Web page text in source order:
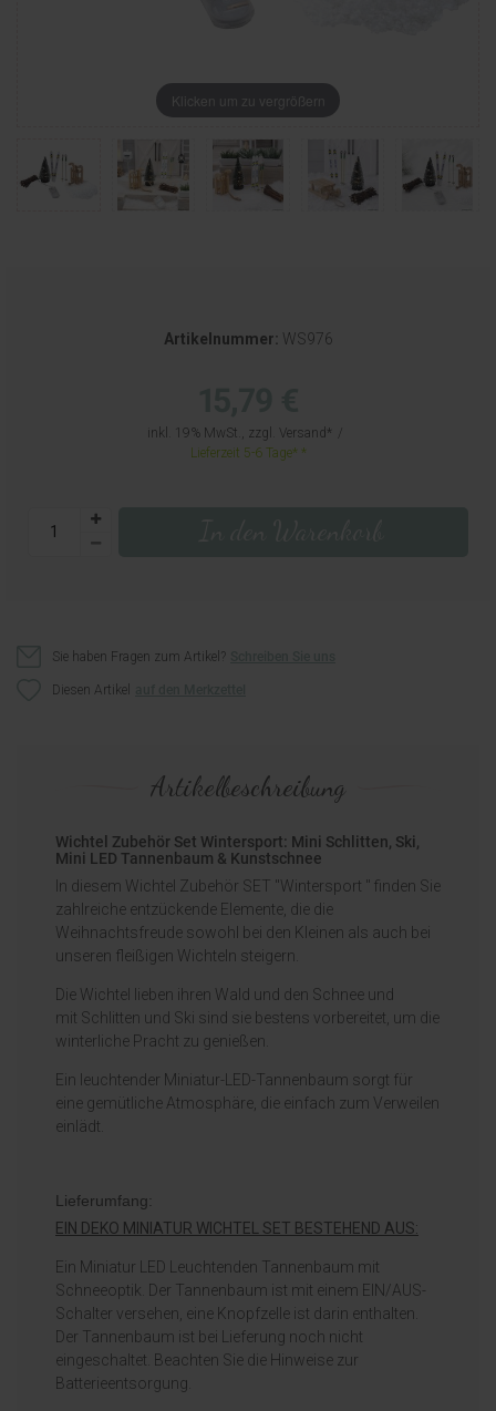
Klicken um zu vergrößern
Artikelnummer: WS976
inkl. 19% MwSt., zzgl. Versand
Lieferzeit 5-6 Tage*
Sie haben Fragen zum Artikel?
Diesen Artikel
Artikelbeschreibung
Wichtel Zubehör Set Wintersport: Mini Schlitten, Ski,
Mini LED Tannenbaum & Kunstschnee
In diesem Wichtel Zubehör SET "Wintersport " finden Sie
zahlreiche entzückende Elemente, die die
Weihnachtsfreude sowohl bei den Kleinen als auch bei
unseren fleißigen Wichteln steigern.
Die Wichtel lieben ihren Wald und den Schnee und
mit Schlitten und Ski sind sie bestens vorbereitet, um die
winterliche Pracht zu genießen.
Ein leuchtender Miniatur-LED-Tannenbaum sorgt für
eine gemütliche Atmosphäre, die einfach zum Verweilen
einlädt.
Lieferumfang:
EIN DEKO MINIATUR WICHTEL SET BESTEHEND AUS:
Ein Miniatur LED Leuchtenden Tannenbaum mit
Schneeoptik. Der Tannenbaum ist mit einem EIN/AUS-
Schalter versehen, eine Knopfzelle ist darin enthalten.
Der Tannenbaum ist bei Lieferung noch nicht
eingeschaltet. Beachten Sie die Hinweise zur
Batterieentsorgung.